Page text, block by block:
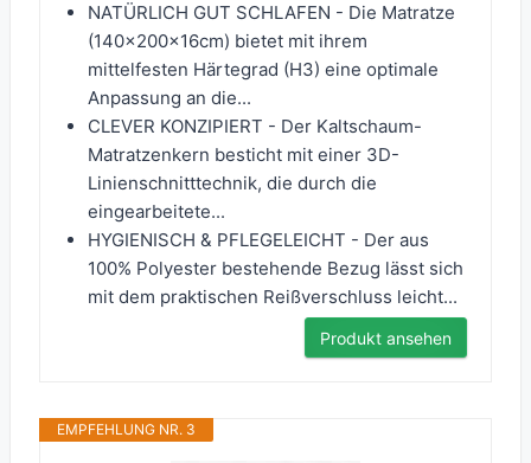
NATÜRLICH GUT SCHLAFEN - Die Matratze
(140x200x16cm) bietet mit ihrem
mittelfesten Härtegrad (H3) eine optimale
Anpassung an die...
CLEVER KONZIPIERT - Der Kaltschaum-
Matratzenkern besticht mit einer 3D-
Linienschnitttechnik, die durch die
eingearbeitete...
HYGIENISCH & PFLEGELEICHT - Der aus
100% Polyester bestehende Bezug lässt sich
mit dem praktischen Reißverschluss leicht...
Produkt ansehen
EMPFEHLUNG NR. 3